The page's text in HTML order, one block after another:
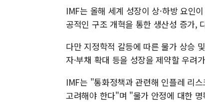
IMF는 올해 세계 성장이 상·하방 요인
공적인 구조 개혁을 통한 생산성 증가,
다만 지정학적 갈등에 따른 물가 상승
자·부채 확대 등을 성장을 제약할 우려
IMF는 "통화정책과 관련해 인플레 리
고려해야 한다"며 "물가 안정에 대한